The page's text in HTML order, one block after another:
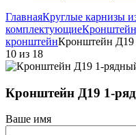
ГлавнаяКруглые карнизы
комплектующие
кронштейнКронштейн
10 из 18
Кронштейн Д19 1-
Ваше имя